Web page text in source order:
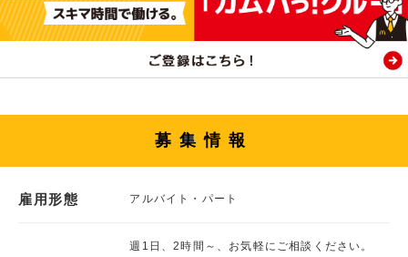
募集情報
雇用形態 アルバイト・パート
週1日、2時間～、お気軽にご相談ください。